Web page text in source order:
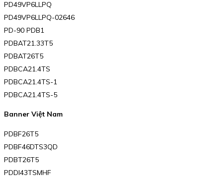
PD49VP6LLPQ
PD49VP6LLPQ-02646
PD-90 PDB1
PDBAT21.33T5
PDBAT26T5
PDBCA21.4TS
PDBCA21.4TS-1
PDBCA21.4TS-5
Banner Việt Nam
PDBF26T5
PDBF46DTS3QD
PDBT26T5
PDDI43TSMHF